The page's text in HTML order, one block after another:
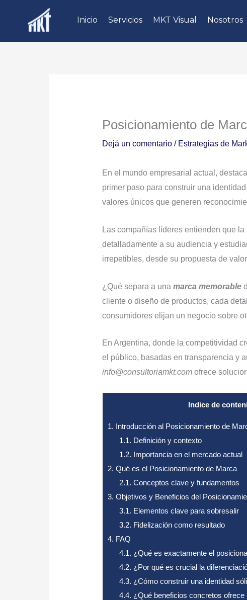
Inicio Servicios MKT Visual Nosotros
Posicionamiento de
Dejá un comentario / Estrategias de
En el mundo empresarial actual,
primer paso para construir una
valores únicos que generen
Las compañías líderes entienden que la
detalladamente a su audiencia y
irrepetibles, desde su propuesta de
¿Qué separa a unamarca memorable
cliente o diseño de productos, cada
consumidores elijan un negocio sobre
En Argentina, donde la competitividad
el público, basadas en transparencia y
info@consultoriamkt.com ofrece
Indice de
1. Introducción al Posicionamiento de
1.1. Definición y contexto
1.2. Importancia en el mercado actual
2. Qué es el Posicionamiento de Marca
2.1. Conceptos clave y fundamentos
3. Objetivos y Beneficios del
3.1. Elementos clave para sobresalir
3.2. Fidelización como resultado
4. FAQ
4.1. ¿Qué es exactamente el
4.2. ¿Por qué es crucial la
4.3. ¿Cómo construir una identidad
4.4. ¿Qué beneficios concretos